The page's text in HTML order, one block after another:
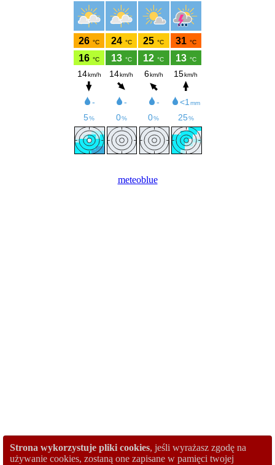
Strona wykorzystuje pliki cookies, jeśli wyrażasz zgodę na
używanie cookies, zostaną one zapisane w pamięci twojej
meteoblue